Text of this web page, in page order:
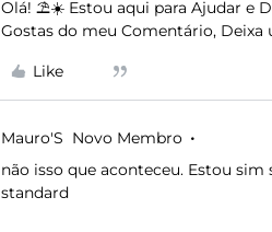
Olá! ⛱️☀️ Estou aqui para Ajudar e
Gostas do meu Comentário, Deixa
Like
Mauro'S Novo Membro
não isso que aconteceu. Estou
standard